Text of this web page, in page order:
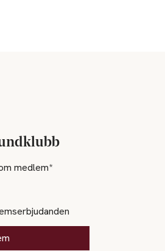
medlem*